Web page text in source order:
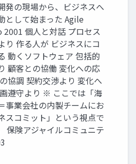
発の現場から、ビジネスへ
として始まった Agile
2001 個人と対話 プロセス
り 作る人が ビジネスにコ
動くソフトウェア 包括的
顧客との協働 変化への応
協調 契約交渉より 変化へ
遵守より ※ ここでは「海
事業会社の内製チームにお
スコミット」という視点で
保険アジャイルコミュニテ